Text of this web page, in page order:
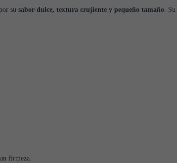
su sabor dulce, textura crujiente y pequeño tamaño. Su
firmeza.